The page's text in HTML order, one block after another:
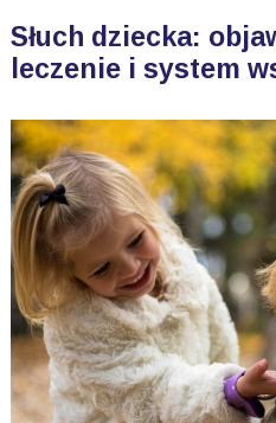
Słuch dziecka:
leczenie i system